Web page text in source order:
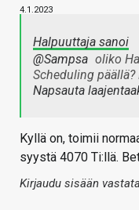
4.1.2023
Halpuuttaja sanoi
@Sampsa oliko
Scheduling päällä?
Napsauta
Kyllä on, toimii
syystä 4070 Ti:llä.
Kirjaudu sisään